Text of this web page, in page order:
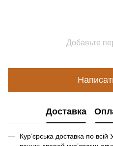
Добавьте
Доставка
Кур’єрська доставка по